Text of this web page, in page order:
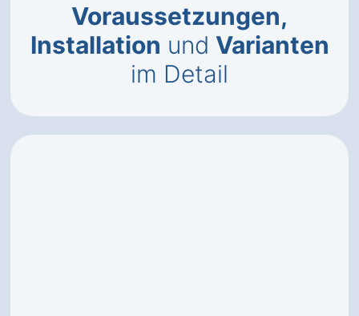
Voraussetzungen,
Installation und Varianten
im Detail